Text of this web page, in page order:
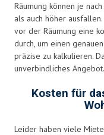
Räumung können je
als auch höher
vor der Räumung eine
durch, um einen
präzise zu kalkulieren.
unverbindliches Angebot.
Kosten für
Leider haben viele